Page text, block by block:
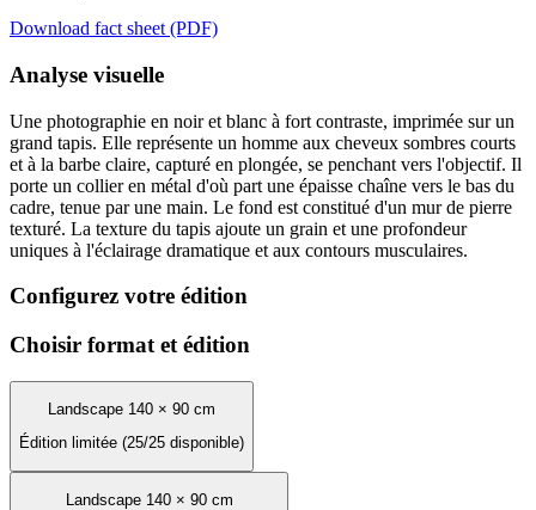
Download fact sheet (PDF)
Analyse visuelle
Une photographie en noir et blanc à fort contraste, imprimée sur un
grand tapis. Elle représente un homme aux cheveux sombres courts
et à la barbe claire, capturé en plongée, se penchant vers l'objectif. Il
porte un collier en métal d'où part une épaisse chaîne vers le bas du
cadre, tenue par une main. Le fond est constitué d'un mur de pierre
texturé. La texture du tapis ajoute un grain et une profondeur
uniques à l'éclairage dramatique et aux contours musculaires.
Configurez votre édition
Choisir format et édition
Landscape 140 × 90 cm
Édition limitée (25/25 disponible)
Landscape 140 × 90 cm